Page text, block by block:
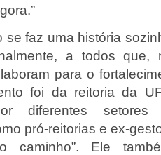
se faz uma história
a todos
para o
foi da reitoria da
diferentes
pró-reitorias e ex-
o caminho”. Ele